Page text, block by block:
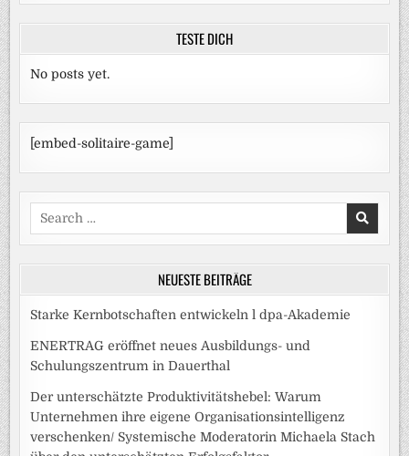
TESTE DICH
No posts yet.
[embed-solitaire-game]
Search
for:
NEUESTE BEITRÄGE
Starke Kernbotschaften entwickeln l dpa-Akademie
ENERTRAG eröffnet neues Ausbildungs- und
Schulungszentrum in Dauerthal
Der unterschätzte Produktivitätshebel: Warum
Unternehmen ihre eigene Organisationsintelligenz
verschenken/ Systemische Moderatorin Michaela Stach